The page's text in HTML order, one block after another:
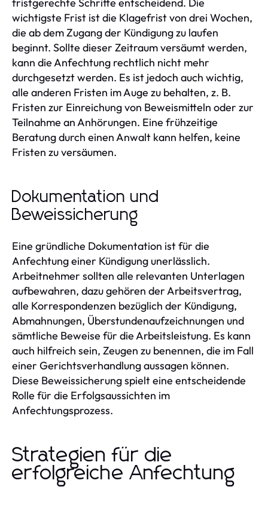
wichtigste Frist ist die Klagefrist von drei Wochen,
die ab dem Zugang der Kündigung zu laufen
beginnt. Sollte dieser Zeitraum versäumt werden,
kann die Anfechtung rechtlich nicht mehr
durchgesetzt werden. Es ist jedoch auch wichtig,
alle anderen Fristen im Auge zu behalten, z. B.
Fristen zur Einreichung von Beweismitteln oder zur
Teilnahme an Anhörungen. Eine frühzeitige
Beratung durch einen Anwalt kann helfen, keine
Fristen zu versäumen.
Dokumentation und
Beweissicherung
Eine gründliche Dokumentation ist für die
Anfechtung einer Kündigung unerlässlich.
Arbeitnehmer sollten alle relevanten Unterlagen
aufbewahren, dazu gehören der Arbeitsvertrag,
alle Korrespondenzen bezüglich der Kündigung,
Abmahnungen, Überstundenaufzeichnungen und
sämtliche Beweise für die Arbeitsleistung. Es kann
auch hilfreich sein, Zeugen zu benennen, die im Fall
einer Gerichtsverhandlung aussagen können.
Diese Beweissicherung spielt eine entscheidende
Rolle für die Erfolgsaussichten im
Anfechtungsprozess.
Strategien für die
erfolgreiche Anfechtung